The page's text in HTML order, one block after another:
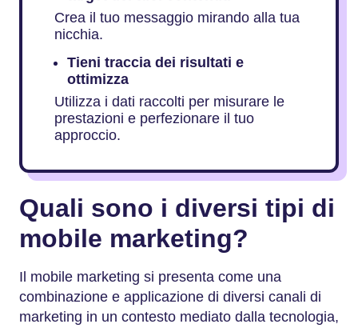
Crea il tuo messaggio mirando alla tua
nicchia.
Tieni traccia dei risultati e
ottimizza
Utilizza i dati raccolti per misurare le
prestazioni e perfezionare il tuo
approccio.
Quali sono i diversi tipi di
mobile marketing?
Il mobile marketing si presenta come una
combinazione e applicazione di diversi canali di
marketing in un contesto mediato dalla tecnologia,